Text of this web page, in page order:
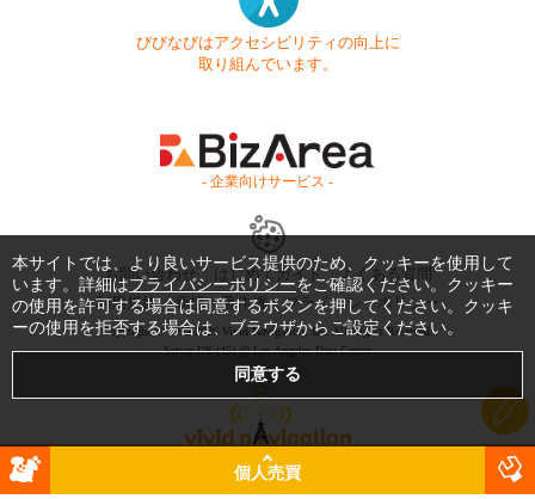
びびなびはアクセシビリティの向上に
取り組んでいます。
- 企業向けサービス -
お問い合わせ はじめてガイド
よくある質問
利用規約
商標・著作権 プライバシーポリシー
Copyright © 1999-2026 Vivid Navigation, Inc. All Rights Reserved.
Server US (45) @ Los Angeles Data Center
個人売買
本サイトでは、より良いサービス提供のため、クッキーを使用して
います。詳細はプライバシーポリシーをご確認ください。クッキー
の使用を許可する場合は同意するボタンを押してください。クッキ
ーの使用を拒否する場合は、ブラウザからご設定ください。